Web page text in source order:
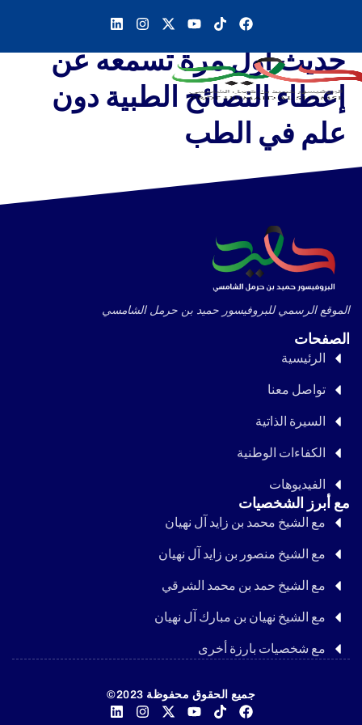
حديث أول مرة تسمعه عن
إعطاء النصائح الطبية دون
علم في الطب
الموقع الرسمي للبروفيسور حميد بن حرمل الشامسي
الصفحات
الرئيسية
تواصل معنا
السيرة الذاتية
الكفاءات الوطنية
الفيديوهات
مع أبرز الشخصيات
مع الشيخ محمد بن زايد آل نهيان
مع الشيخ منصور بن زايد آل نهيان
مع الشيخ حمد بن محمد الشرقي
مع الشيخ نهيان بن مبارك آل نهيان
مع شخصيات بارزة أخرى
جميع الحقوق محفوظة 2023©